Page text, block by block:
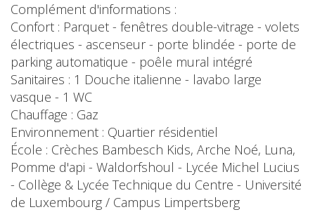
Complément d'informations :
Confort : Parquet - fenêtres double-vitrage - volets
électriques - ascenseur - porte blindée - porte de
parking automatique - poêle mural intégré
Sanitaires : 1 Douche italienne - lavabo large
vasque - 1 WC
Chauffage : Gaz
Environnement : Quartier résidentiel
École : Crèches Bambesch Kids, Arche Noé, Luna,
Pomme d'api - Waldorfshoul - Lycée Michel Lucius
- Collège & Lycée Technique du Centre - Université
de Luxembourg / Campus Limpertsberg